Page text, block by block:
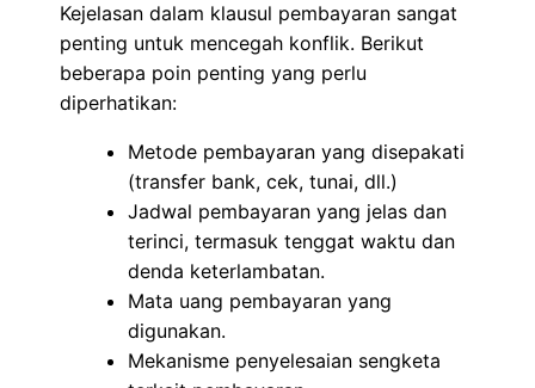
Kejelasan dalam klausul pembayaran sangat
penting untuk mencegah konflik. Berikut
beberapa poin penting yang perlu
diperhatikan:
Metode pembayaran yang disepakati
(transfer bank, cek, tunai, dll.)
Jadwal pembayaran yang jelas dan
terinci, termasuk tenggat waktu dan
denda keterlambatan.
Mata uang pembayaran yang
digunakan.
Mekanisme penyelesaian sengketa